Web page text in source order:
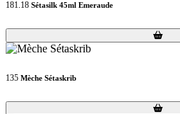
181.18 Sétasilk 45ml Emeraude
Loading...
Loading...
135 Mèche Sétaskrib
Loading...
Loading...